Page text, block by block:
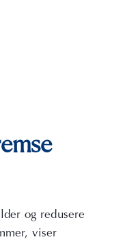
og redusere
viser